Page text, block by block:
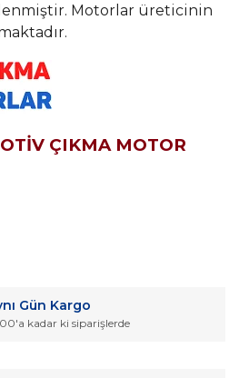
Motorlar üreticinin
ÇIKMA MOTOR
teşekkür ederiz.
Gün Kargo
kadar ki siparişlerde